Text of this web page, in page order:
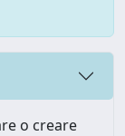
o creare